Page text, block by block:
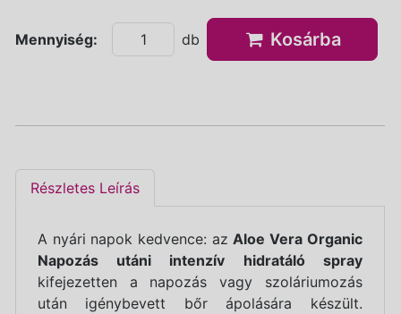
Mennyiség: db Kosárba
Részletes Leírás
A nyári napok kedvence: az Aloe Vera Organic
Napozás utáni intenzív hidratáló spray
kifejezetten a napozás vagy szoláriumozás
után igénybevett bőr ápolására készült.